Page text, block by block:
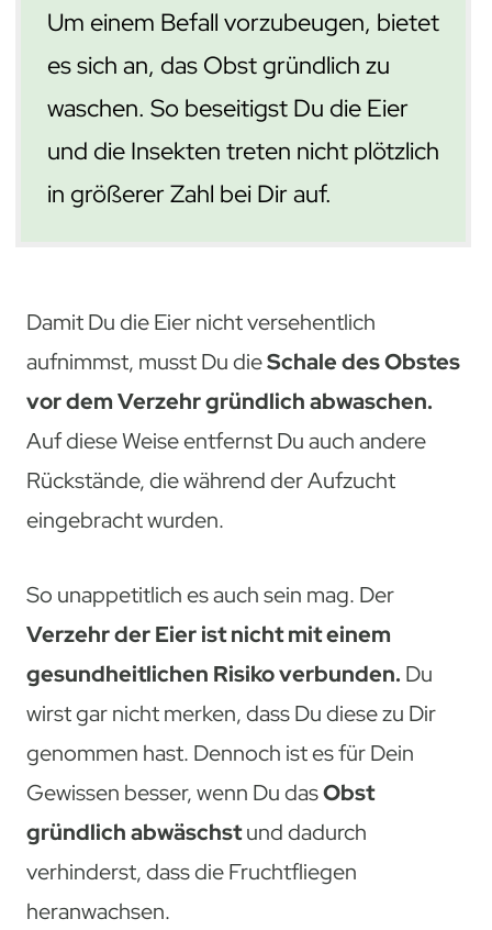
Um einem Befall vorzubeugen, bietet
es sich an, das Obst gründlich zu
waschen. So beseitigst Du die Eier
und die Insekten treten nicht plötzlich
in größerer Zahl bei Dir auf.
Damit Du die Eier nicht versehentlich
aufnimmst, musst Du dieSchale des Obstes
vor dem Verzehr gründlich abwaschen.
Auf diese Weise entfernst Du auch andere
Rückstände, die während der Aufzucht
eingebracht wurden.
So unappetitlich es auch sein mag. Der
Verzehr der Eier ist nicht mit einem
gesundheitlichen Risiko verbunden. Du
wirst gar nicht merken, dass Du diese zu Dir
genommen hast. Dennoch ist es für Dein
Gewissen besser, wenn Du dasObst
gründlich abwäschstund dadurch
verhinderst, dass die Fruchtfliegen
heranwachsen.